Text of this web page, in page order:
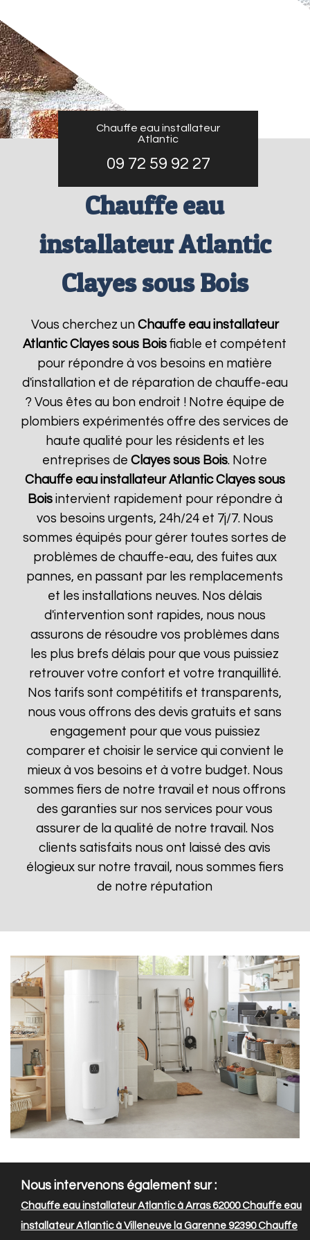
Chauffe eau installateur
Atlantic
09 72 59 92 27
Chauffe eau
installateur Atlantic
Clayes sous Bois
Vous cherchez un Chauffe eau installateur
Atlantic Clayes sous Bois fiable et compétent
pour répondre à vos besoins en matière
d'installation et de réparation de chauffe-eau
? Vous êtes au bon endroit ! Notre équipe de
plombiers expérimentés offre des services de
haute qualité pour les résidents et les
entreprises deClayes sous Bois. Notre
Chauffe eau installateur Atlantic Clayes sous
Boisintervient rapidement pour répondre à
vos besoins urgents, 24h/24 et 7j/7. Nous
sommes équipés pour gérer toutes sortes de
problèmes de chauffe-eau, des fuites aux
pannes, en passant par les remplacements
et les installations neuves. Nos délais
d'intervention sont rapides, nous nous
assurons de résoudre vos problèmes dans
les plus brefs délais pour que vous puissiez
retrouver votre confort et votre tranquillité.
Nos tarifs sont compétitifs et transparents,
nous vous offrons des devis gratuits et sans
engagement pour que vous puissiez
comparer et choisir le service qui convient le
mieux à vos besoins et à votre budget. Nous
sommes fiers de notre travail et nous offrons
des garanties sur nos services pour vous
assurer de la qualité de notre travail. Nos
clients satisfaits nous ont laissé des avis
élogieux sur notre travail, nous sommes fiers
de notre réputation
Nous intervenons également sur :
Chauffe eau installateur Atlantic à Arras 62000Chauffe eau
installateur Atlantic à Villeneuve la Garenne 92390Chauffe